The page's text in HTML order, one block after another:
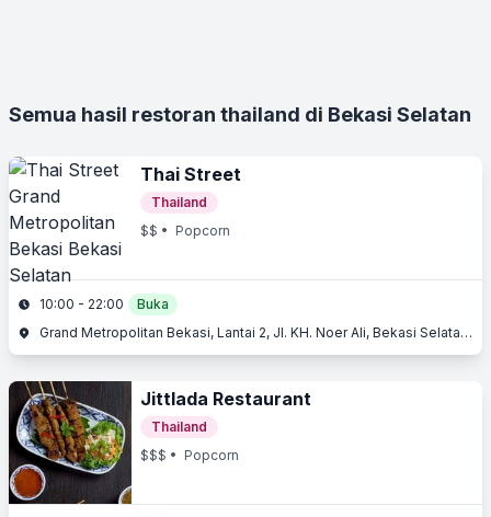
Semua hasil restoran thailand di Bekasi Selatan
Thai Street
Thailand
$$ • Popcorn
10:00 - 22:00
Buka
Grand Metropolitan Bekasi, Lantai 2, Jl. KH. Noer Ali, Bekasi Selatan, Bekasi, Jawa Barat
Jittlada Restaurant
Thailand
$$$ • Popcorn